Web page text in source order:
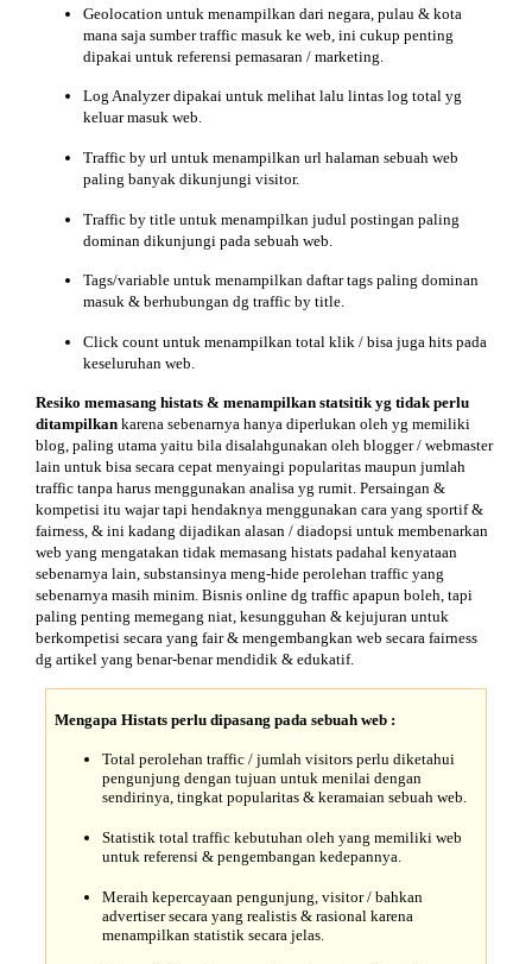
Geolocation untuk menampilkan dari negara, pulau & kota
mana saja sumber traffic masuk ke web, ini cukup penting
dipakai untuk referensi pemasaran / marketing.
Log Analyzer dipakai untuk melihat lalu lintas log total yg
keluar masuk web.
Traffic by url untuk menampilkan url halaman sebuah web
paling banyak dikunjungi visitor.
Traffic by title untuk menampilkan judul postingan paling
dominan dikunjungi pada sebuah web.
Tags/variable untuk menampilkan daftar tags paling dominan
masuk & berhubungan dg traffic by title.
Click count untuk menampilkan total klik / bisa juga hits pada
keseluruhan web.
Resiko memasang histats & menampilkan statsitik yg tidak perlu
ditampilkan karena sebenarnya hanya diperlukan oleh yg memiliki
blog, paling utama yaitu bila disalahgunakan oleh blogger / webmaster
lain untuk bisa secara cepat menyaingi popularitas maupun jumlah
traffic tanpa harus menggunakan analisa yg rumit. Persaingan &
kompetisi itu wajar tapi hendaknya menggunakan cara yang sportif &
fairness, & ini kadang dijadikan alasan / diadopsi untuk membenarkan
web yang mengatakan tidak memasang histats padahal kenyataan
sebenarnya lain, substansinya meng-hide perolehan traffic yang
sebenarnya masih minim. Bisnis online dg traffic apapun boleh, tapi
paling penting memegang niat, kesungguhan & kejujuran untuk
berkompetisi secara yang fair & mengembangkan web secara fairness
dg artikel yang benar-benar mendidik & edukatif.
Mengapa Histatsperludipasang pada sebuah web :
Total perolehan traffic / jumlah visitors perlu diketahui
pengunjung dengan tujuan untuk menilai dengan
sendirinya, tingkat popularitas & keramaian sebuah web.
Statistik total traffic kebutuhan oleh yang memiliki web
untuk referensi & pengembangan kedepannya.
Meraih kepercayaan pengunjung, visitor / bahkan
advertiser secara yang realistis & rasional karena
menampilkan statistik secara jelas.